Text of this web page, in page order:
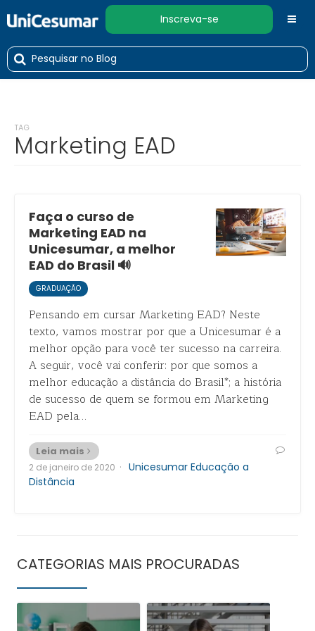
Inscreva-se
TAG
Marketing EAD
Faça o curso de
Marketing EAD na
Unicesumar, a melhor
EAD do Brasil 🔊
GRADUAÇÃO
Pensando em cursar Marketing EAD? Neste
texto, vamos mostrar por que a Unicesumar é a
melhor opção para você ter sucesso na carreira.
A seguir, você vai conferir: por que somos a
melhor educação a distância do Brasil*; a história
de sucesso de quem se formou em Marketing
EAD pela…
Leia mais
2 de janeiro de 2020 · Unicesumar Educação a
Distância
CATEGORIAS MAIS PROCURADAS